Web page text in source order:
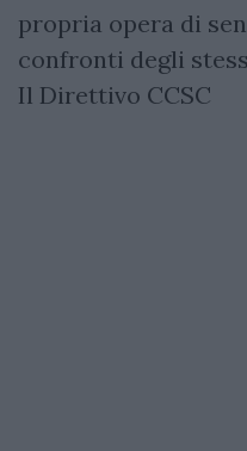
propria opera di
confronti degli
Il Direttivo CCSC